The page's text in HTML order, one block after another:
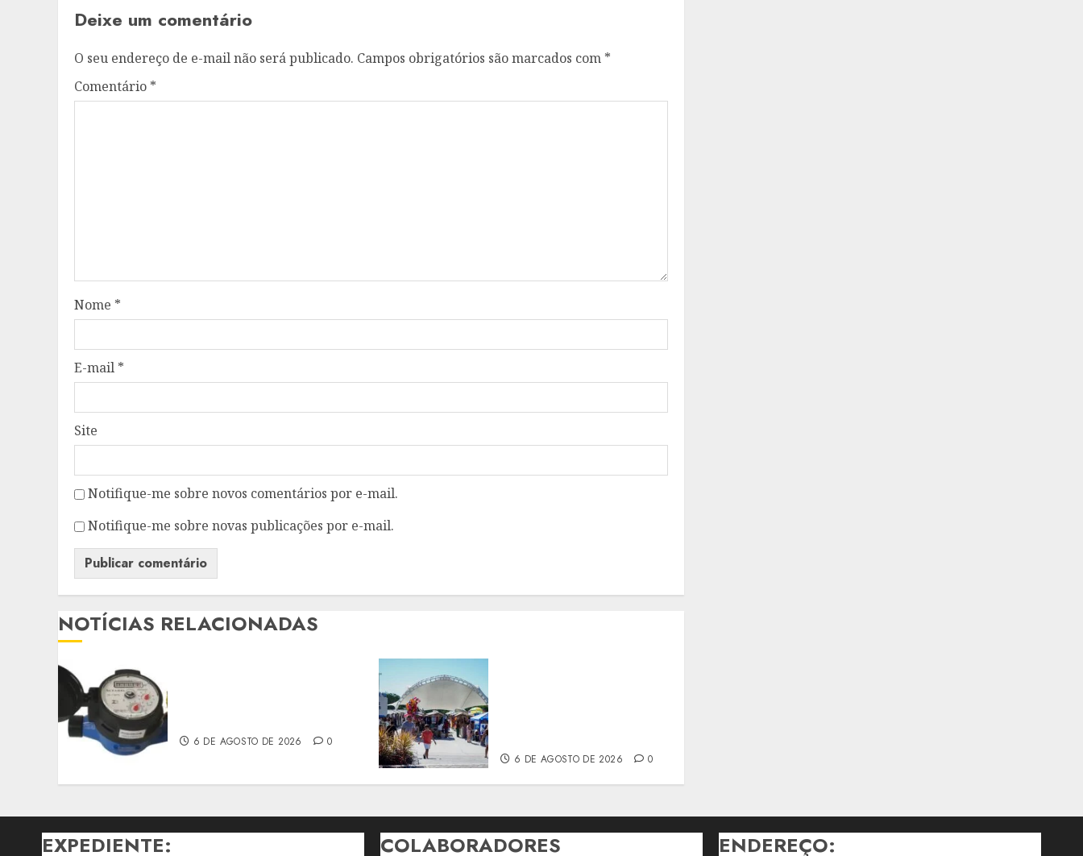
Deixe um comentário
O seu endereço de e-mail não será publicado. Campos obrigatórios são marcados com *
Comentário *
Nome *
E-mail *
Site
Notifique-me sobre novos comentários por e-mail.
Notifique-me sobre novas publicações por e-mail.
NOTÍCIAS RELACIONADAS
6 DE AGOSTO DE 2026 0
6 DE AGOSTO DE 2026 0
EXPEDIENTE: COLABORADORES ENDEREÇO: